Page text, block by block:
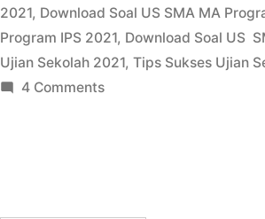
2021, Download Soal US SMA MA
Program IPS 2021, Download Soal US
Ujian Sekolah 2021,Tips Sukses Ujian
4 Commentson